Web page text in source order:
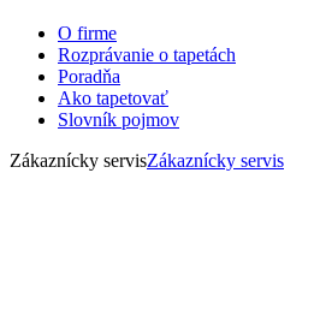
O firme
Rozprávanie o tapetách
Poradňa
Ako tapetovať
Slovník pojmov
Zákaznícky servisZákaznícky servis